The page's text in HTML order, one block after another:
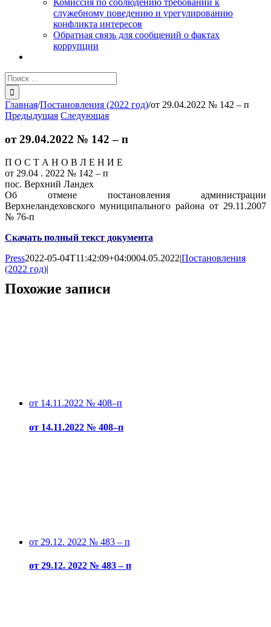
Комиссия по соблюдению требований к
служебному поведению и урегулированию
конфликта интересов
Обратная связь для сообщений о фактах
коррупции
Результат
поиска:
Главная/Постановления (2022 год)/от 29.04.2022 № 142 – п
Предыдущая Следующая
от 29.04.2022 № 142 – п
П О С Т А Н О В Л Е Н И Е
от 29.04 . 2022 № 142 – п
пос. Верхний Ландех
Об отмене постановления администрации
Верхнеландеховского муниципального района от 29.11.2007
№ 76-п
Скачать полный текст документа
Press2022-05-04T11:42:09+04:0004.05.2022|Постановления
(2022 год)|
Похожие записи
от 14.11.2022 № 408–п
от 14.11.2022 № 408–п
от 29.12. 2022 № 483 – п
от 29.12. 2022 № 483 – п